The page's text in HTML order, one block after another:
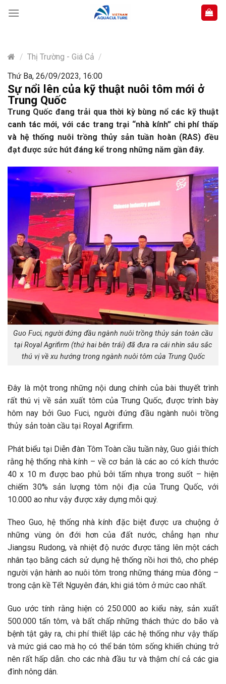
content
/ Thị Trường - Giá Cả /
Thứ Ba, 26/09/2023, 16:00
Sự nổi lên của kỹ thuật nuôi tôm mới ở
Trung Quốc
Trung Quốc đang trải qua thời kỳ bùng nổ các kỹ thuật
canh tác mới, với các trang trại “nhà kính” chi phí thấp
và hệ thống nuôi trồng thủy sản tuần hoàn (RAS) đều
đạt được sức hút đáng kể trong những năm gần đây.
Guo Fuci, người đứng đầu ngành nuôi trồng thủy sản toàn cầu
tại Royal Agrifirm (thứ hai bên trái) đã đưa ra cái nhìn sâu sắc
thú vị về xu hướng trong ngành nuôi tôm của Trung Quốc
Đây là một trong những nội dung chính của bài thuyết trình
rất thú vị về sản xuất tôm của Trung Quốc, được trình bày
hôm nay bởi Guo Fuci, người đứng đầu ngành nuôi trồng
thủy sản toàn cầu tại Royal Agrifirm.
Phát biểu tại Diễn đàn Tôm Toàn cầu tuần này, Guo giải thích
rằng hệ thống nhà kính – về cơ bản là các ao có kích thước
40 x 10 m được bao phủ bởi tấm nhựa trong suốt – hiện
chiếm 30% sản lượng tôm nội địa của Trung Quốc, với
10.000 ao như vậy được xây dựng mỗi quý.
Theo Guo, hệ thống nhà kính đặc biệt được ưa chuộng ở
những vùng ôn đới hơn của đất nước, chẳng hạn như
Jiangsu Rudong, và nhiệt độ nước được tăng lên một cách
nhân tạo bằng cách sử dụng hệ thống nồi hơi thô, cho phép
người vận hành ao nuôi tôm trong những tháng mùa đông –
trong cận kề Tết Nguyên đán, khi giá tôm ở mức cao nhất.
Guo ước tính rằng hiện có 250.000 ao kiểu này, sản xuất
500.000 tấn tôm, và bất chấp những thách thức do bão và
bệnh tật gây ra, chi phí thiết lập các hệ thống như vậy thấp
và mức giá cao mà họ có thể bán tôm sống khiến chúng trở
nên rất hấp dẫn. cho các nhà đầu tư và thậm chí cả các gia
đình nông dân.